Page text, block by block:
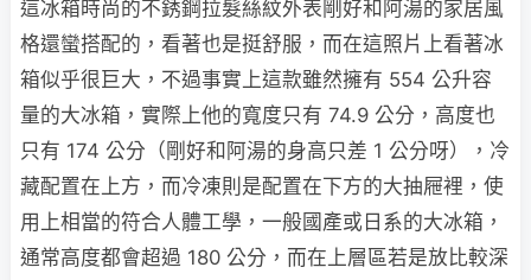
這冰箱時尚的不銹鋼拉髮絲紋外表剛好和阿湯的家居風
格還蠻搭配的，看著也是挺舒服，而在這照片上看著冰
箱似乎很巨大，不過事實上這款雖然擁有 554 公升容
量的大冰箱，實際上他的寬度只有 74.9 公分，高度也
只有 174 公分（剛好和阿湯的身高只差 1 公分呀），冷
藏配置在上方，而冷凍則是配置在下方的大抽屜裡，使
用上相當的符合人體工學，一般國產或日系的大冰箱，
通常高度都會超過 180 公分，而在上層區若是放比較深